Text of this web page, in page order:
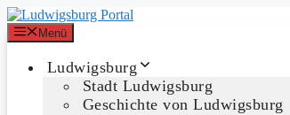
Zum
Inhalt
springen
Menü
Ludwigsburg
Stadt Ludwigsburg
Geschichte von Ludwigsburg